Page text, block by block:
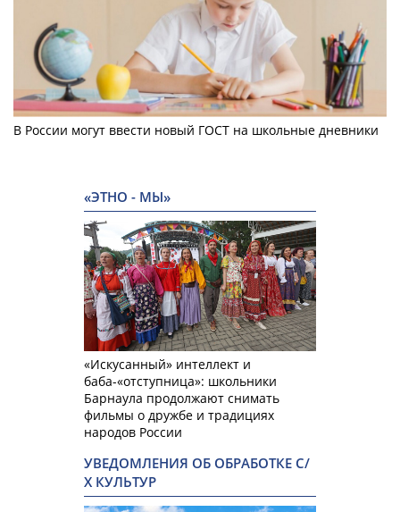
В России могут ввести новый ГОСТ на школьные дневники
«ЭТНО - МЫ»
«Искусанный» интеллект и
баба-«отступница»: школьники
Барнаула продолжают снимать
фильмы о дружбе и традициях
народов России
УВЕДОМЛЕНИЯ ОБ ОБРАБОТКЕ С/
Х КУЛЬТУР